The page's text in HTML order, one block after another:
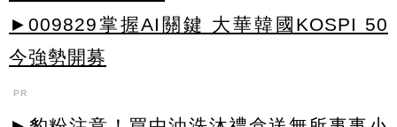
►009829掌握AI關鍵 大華韓國KOSPI 50
今強勢開募
PR